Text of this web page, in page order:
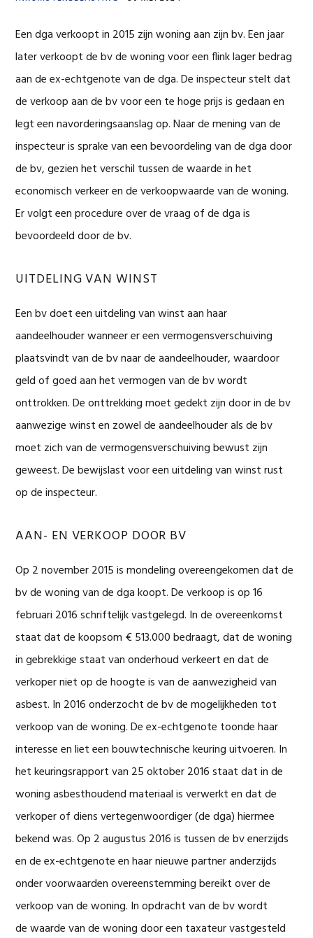
Een dga verkoopt in 2015 zijn woning aan zijn bv. Een jaar
later verkoopt de bv de woning voor een flink lager bedrag
aan de ex-echtgenote van de dga. De inspecteur stelt dat
de verkoop aan de bv voor een te hoge prijs is gedaan en
legt een navorderingsaanslag op. Naar de mening van de
inspecteur is sprake van een bevoordeling van de dga door
de bv, gezien het verschil tussen de waarde in het
economisch verkeer en de verkoopwaarde van de woning.
Er volgt een procedure over de vraag of de dga is
bevoordeeld door de bv.
UITDELING VAN WINST
Een bv doet een uitdeling van winst aan haar
aandeelhouder wanneer er een vermogensverschuiving
plaatsvindt van de bv naar de aandeelhouder, waardoor
geld of goed aan het vermogen van de bv wordt
onttrokken. De onttrekking moet gedekt zijn door in de bv
aanwezige winst en zowel de aandeelhouder als de bv
moet zich van de vermogensverschuiving bewust zijn
geweest. De bewijslast voor een uitdeling van winst rust
op de inspecteur.
AAN- EN VERKOOP DOOR BV
Op 2 november 2015 is mondeling overeengekomen dat de
bv de woning van de dga koopt. De verkoop is op 16
februari 2016 schriftelijk vastgelegd. In de overeenkomst
staat dat de koopsom € 513.000 bedraagt, dat de woning
in gebrekkige staat van onderhoud verkeert en dat de
verkoper niet op de hoogte is van de aanwezigheid van
asbest. In 2016 onderzocht de bv de mogelijkheden tot
verkoop van de woning. De ex-echtgenote toonde haar
interesse en liet een bouwtechnische keuring uitvoeren. In
het keuringsrapport van 25 oktober 2016 staat dat in de
woning asbesthoudend materiaal is verwerkt en dat de
verkoper of diens vertegenwoordiger (de dga) hiermee
bekend was. Op 2 augustus 2016 is tussen de bv enerzijds
en de ex-echtgenote en haar nieuwe partner anderzijds
onder voorwaarden overeenstemming bereikt over de
verkoop van de woning. In opdracht van de bv wordt
de waarde van de woning door een taxateur vastgesteld